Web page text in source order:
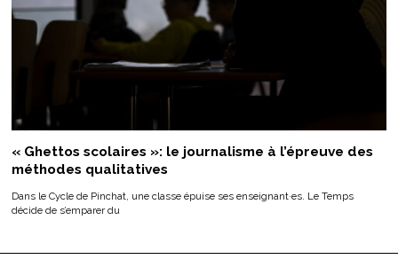
« Ghettos scolaires »: le journalisme à l’épreuve des
méthodes qualitatives
Dans le Cycle de Pinchat, une classe épuise ses enseignant·es. Le Temps
décide de s’emparer du